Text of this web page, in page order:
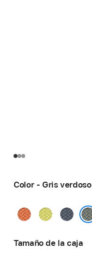
Color - Gris verdoso
CúrcumaAmarilloAzul
náutico
Tamaño de la caja